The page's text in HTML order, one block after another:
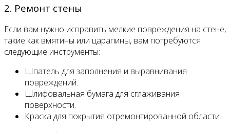
2. Ремонт стены
Если вам нужно исправить мелкие повреждения на стене,
такие как вмятины или царапины, вам потребуются
следующие инструменты:
Шпатель для заполнения и выравнивания
повреждений.
Шлифовальная бумага для сглаживания
поверхности.
Краска для покрытия отремонтированной области.